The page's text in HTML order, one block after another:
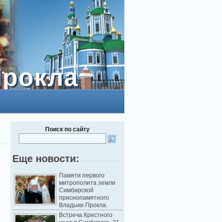
Поиск по сайту
Еще новости:
Памяти первого
митрополита земли
Симбирской
приснопамятного
Владыки Прокла.
Встреча Крестного